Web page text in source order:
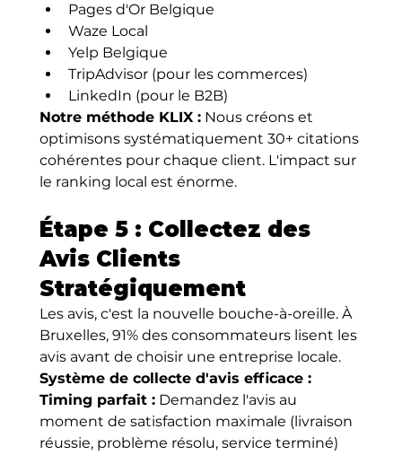
Pages d'Or Belgique
Waze Local
Yelp Belgique
TripAdvisor (pour les commerces)
LinkedIn (pour le B2B)
Notre méthode KLIX : Nous créons et
optimisons systématiquement 30+ citations
cohérentes pour chaque client. L'impact sur
le ranking local est énorme.
Étape 5 : Collectez des
Avis Clients
Stratégiquement
Les avis, c'est la nouvelle bouche-à-oreille. À
Bruxelles, 91% des consommateurs lisent les
avis avant de choisir une entreprise locale.
Système de collecte d'avis efficace :
Timing parfait : Demandez l'avis au
moment de satisfaction maximale (livraison
réussie, problème résolu, service terminé)